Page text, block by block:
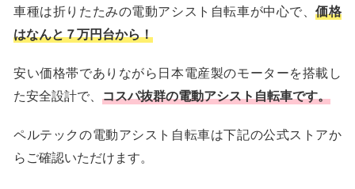
車種は折りたたみの電動アシスト自転車が中心で、価格
はなんと７万円台から！
安い価格帯でありながら日本電産製のモーターを搭載し
た安全設計で、 コスパ抜群の電動アシスト自転車です。
ペルテックの電動アシスト自転車は下記の公式ストアか
らご確認いただけます。